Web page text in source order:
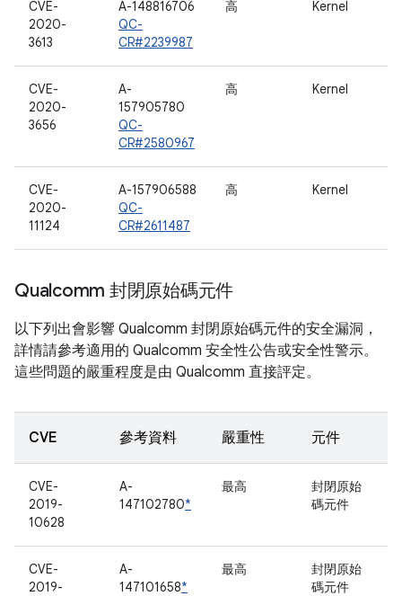
CVE-
2020-
3613
A-148816706
QC-
CR#2239987
高 Kernel
CVE-
2020-
3656
A-
157905780
QC-
CR#2580967
高 Kernel
CVE-
2020-
11124
A-157906588
QC-
CR#2611487
高 Kernel
Qualcomm 封閉原始碼元件
以下列出會影響 Qualcomm 封閉原始碼元件的安全漏洞，
詳情請參考適用的 Qualcomm 安全性公告或安全性警示。
這些問題的嚴重程度是由 Qualcomm 直接評定。
CVE 參考資料 嚴重性 元件
CVE-
2019-
10628
A-
147102780*
最高
封閉原始
碼元件
CVE-
2019-
A-
147101658*
最高
封閉原始
碼元件